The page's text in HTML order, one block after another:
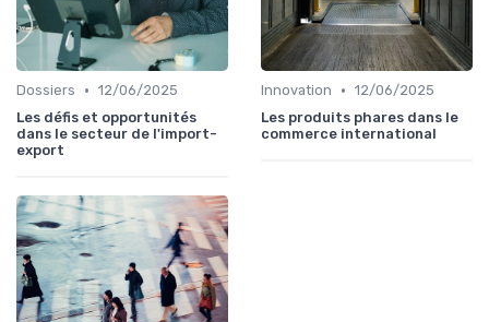
Dossiers • 12/06/2025
Les défis et opportunités
dans le secteur de l'import-
export
Innovation • 12/06/2025
Les produits phares dans le
commerce international